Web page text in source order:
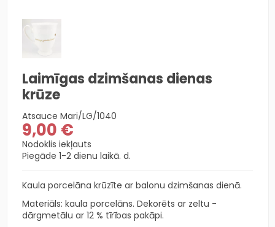
Laimīgas dzimšanas dienas
krūze
Atsauce Mari/LG/1040
9,00 €
Nodoklis iekļauts
Piegāde 1-2 dienu laikā. d.
Kaula porcelāna krūzīte ar balonu dzimšanas dienā.
Materiāls: kaula porcelāns. Dekorēts ar zeltu -
dārgmetālu ar 12 % tīrības pakāpi.